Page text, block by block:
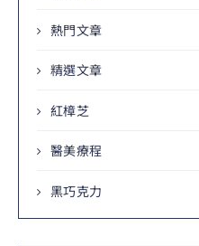
熱門文章
精選文章
紅樟芝
醫美療程
黑巧克力